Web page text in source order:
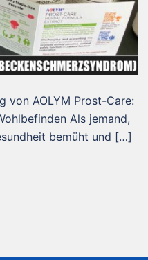
von AOLYM Prost-Care:
Als jemand,
bemüht und […]